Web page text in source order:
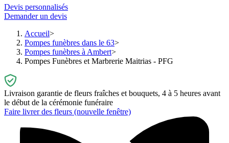
Devis personnalisés
Demander un devis
Accueil
Pompes funèbres dans le 63
Pompes funèbres à Ambert
Pompes Funèbres et Marbrerie Maitrias - PFG
Livraison garantie de fleurs fraîches et bouquets, 4 à 5 heures avant
le début de la cérémonie funéraire
Faire livrer des fleurs (nouvelle fenêtre)